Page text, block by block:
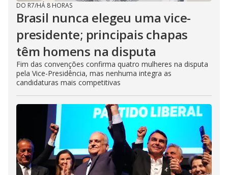
DO R7/HÁ 8 HORAS
Brasil nunca elegeu uma vice-
presidente; principais chapas
têm homens na disputa
Fim das convenções confirma quatro mulheres na disputa
pela Vice-Presidência, mas nenhuma integra as
candidaturas mais competitivas